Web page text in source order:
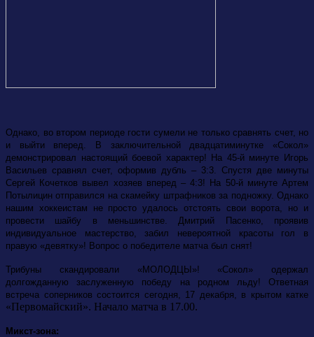
Однако, во втором периоде гости сумели не только сравнять счет, но
и выйти вперед. В заключительной двадцатиминутке «Сокол»
демонстрировал настоящий боевой характер! На 45-й минуте Игорь
Васильев сравнял счет, оформив дубль – 3:3. Спустя две минуты
Сергей Кочетков вывел хозяев вперед – 4:3! На 50-й минуте Артем
Потылицин отправился на скамейку штрафников за подножку. Однако
нашим хоккеистам не просто удалось отстоять свои ворота, но и
провести шайбу в меньшинстве. Дмитрий Пасенко, проявив
индивидуальное мастерство, забил невероятной красоты гол в
правую «девятку»! Вопрос о победителе матча был снят!
Трибуны скандировали «МОЛОДЦЫ»! «Сокол» одержал
долгожданную заслуженную победу на родном льду! Ответная
встреча соперников состоится сегодня, 17 декабря, в крытом катке
«Первомайский». Начало матча в 17.00.
Микст-зона: